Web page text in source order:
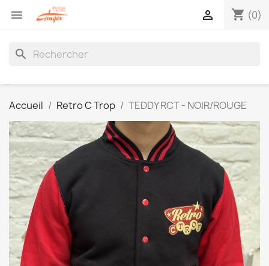
 shopping_cart (0)

search
Accueil Retro C Trop TEDDY RCT - NOIR/ROUGE